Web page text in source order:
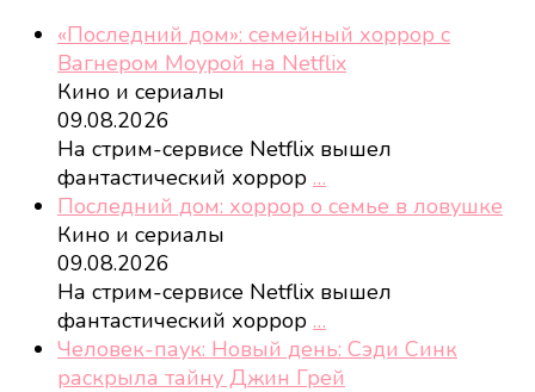
«Последний дом»: семейный хоррор с
Вагнером Моурой на Netflix
Кино и сериалы
09.08.2026
На стрим-сервисе Netflix вышел
фантастический хоррор …
Последний дом: хоррор о семье в ловушке
Кино и сериалы
09.08.2026
На стрим-сервисе Netflix вышел
фантастический хоррор …
Человек-паук: Новый день: Сэди Синк
раскрыла тайну Джин Грей